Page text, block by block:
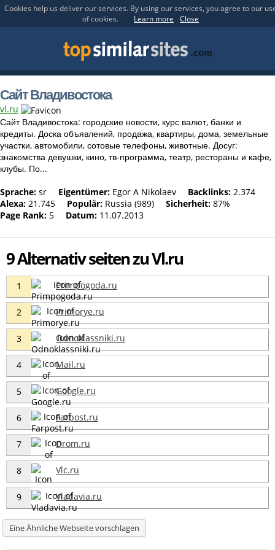
Cookies help us deliver our services. By using our services, you agree to our
of cookies.
Learn more Close
Сайт Владивостока
vl.ru
Сайт Владивостока: городские новости, курс валют, банки и
кредиты. Доска объявлений, продажа, квартиры, дома, земельные
участки, автомобили, сотовые телефоны, животные. Досуг:
знакомства девушки, кино, тв-программа, театр, рестораны и кафе,
клубы. По...
Sprache: sr Eigentümer: Egor A Nikolaev Backlinks: 2.374
Alexa: 21.745 Populär: Russia (989) Sicherheit: 87%
Page Rank: 5 Datum: 11.07.2013
9 Alternativ seiten zu Vl.ru
1 Primpogoda.ru
2 Primorye.ru
3 Odnoklassniki.ru
4 Mail.ru
5 Google.ru
6 Farpost.ru
7 Drom.ru
8 Vlc.ru
9 Vladavia.ru
Eine Ähnliche Webseite vorschlagen